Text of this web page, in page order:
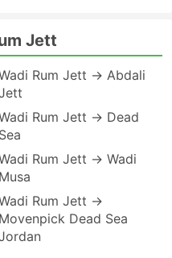
Jett
Rum Jett → Abdali
Rum Jett → Dead
Sea
Rum Jett → Wadi
Musa
Rum Jett →
Movenpick Dead Sea